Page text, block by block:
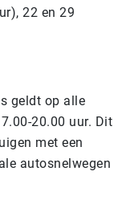
22 en 29
geldt op alle
20.00 uur. Dit
met een
autosnelwegen